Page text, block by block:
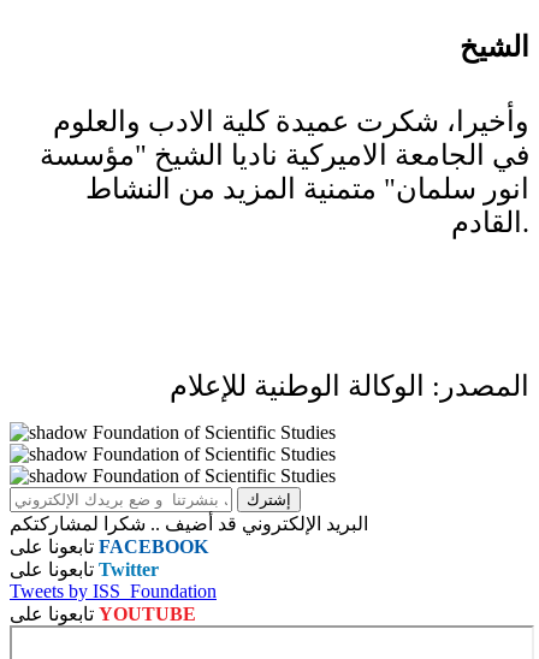
الشيخ
وأخيرا، شكرت عميدة كلية الادب والعلوم
في الجامعة الاميركية ناديا الشيخ "مؤسسة
انور سلمان" متمنية المزيد من النشاط
القادم.
المصدر: الوكالة الوطنية للإعلام
البريد الإلكتروني قد أضيف .. شكرا لمشاركتكم
FACEBOOK
Twitter
Tweets by ISS_Foundation
YOUTUBE